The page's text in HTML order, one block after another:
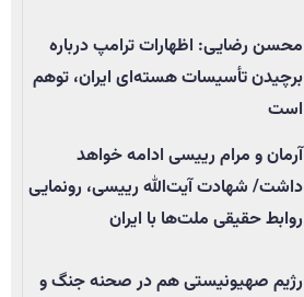
محسن رضایی: اظهارات ترامپ درباره
برچیدن تأسيسات هسته‌ای ایران، توهم
است
آرمان و مرام رییسی ادامه خواهد
داشت/ شهادت آیت‌الله رییسی، رونمایی
روابط حقیقی ملت‌ها با ایران
رژیم صهیونیستی هم در صحنه جنگ و